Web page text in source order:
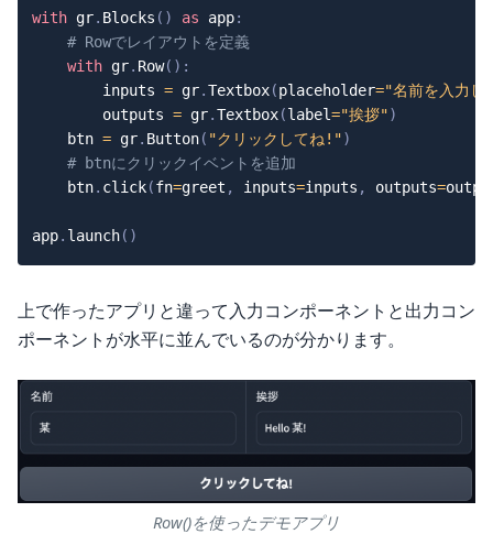
with gr. Blocks ( ) as app:
# Rowでレイアウトを定義
with gr. Row( ) :
        inputs
= gr.Textbox(placeholder="名前を入力
        outputs
= gr.Textbox(label="挨拶")
    btn
= gr. Button( "クリックしてね!")
# btnにクリックイベントを追加
    btn
. click(fn=greet , inputs=inputs , outputs=
app. launch( )
上で作ったアプリと違って入力コンポーネントと出力コン
ポーネントが水平に並んでいるのが分かります。
Row()を使ったデモアプリ